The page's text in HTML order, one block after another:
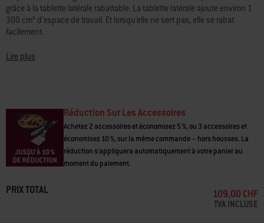
moyenne.
Read
16
Reviews.
sur
la
grâce à la tablette latérale rabattable. La tablette latérale ajoute environ 1
300 cm² d’espace de travail. Et lorsqu'elle ne sert pas, elle se rabat
facilement.
• Compatible avec les barbecues à pellets Searwood® et Searwood® XL
pellets Searwood® (vendue séparément) lorsque la tablette est relevée
ou abaissée
Lire plus
Réduction Sur Les Accessoires
Achetez 2 accessoires et économisez 5 %, ou 3 accessoires et
économisez 10 %, sur la même commande – hors housses. La
réduction s'appliquera automatiquement à votre panier au
moment du paiement.
PRIX TOTAL 109,00 CHF
TVA INCLUSE